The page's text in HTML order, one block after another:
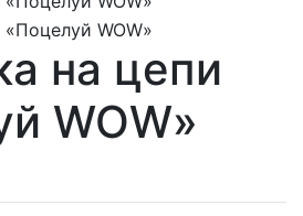
на цепи
WOW»